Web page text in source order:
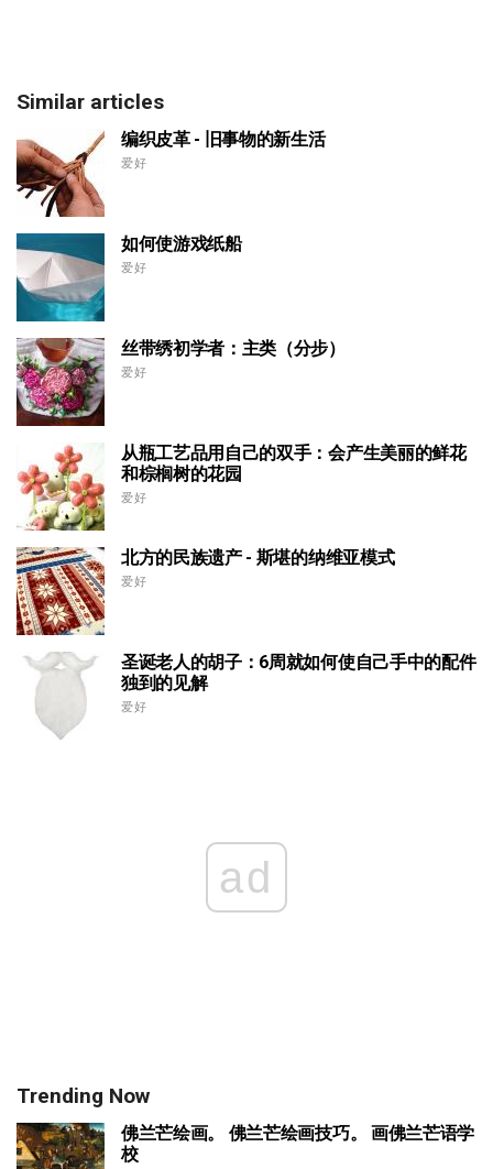
Similar articles
编织皮革 - 旧事物的新生活
爱好
如何使游戏纸船
爱好
丝带绣初学者：主类（分步）
爱好
从瓶工艺品用自己的双手：会产生美丽的鲜花
和棕榈树的花园
爱好
北方的民族遗产 - 斯堪的纳维亚模式
爱好
圣诞老人的胡子：6周就如何使自己手中的配件
独到的见解
爱好
ad
Trending Now
佛兰芒绘画。 佛兰芒绘画技巧。 画佛兰芒语学
校